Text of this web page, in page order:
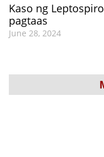
Kaso ng
pagtaas
June 28, 2024